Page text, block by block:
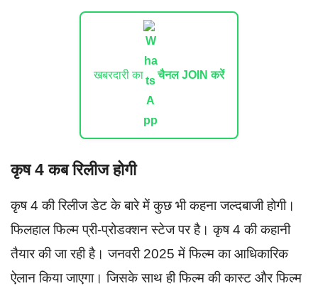
खबरदारी का चैनल JOIN करें
कृष 4 कब रिलीज होगी
कृष 4 की रिलीज डेट के बारे में कुछ भी कहना जल्दबाजी होगी।
फिलहाल फिल्म प्री-प्रोडक्शन स्टेज पर है। कृष 4 की कहानी
तैयार की जा रही है। जनवरी 2025 में फिल्म का आधिकारिक
ऐलान किया जाएगा। जिसके साथ ही फिल्म की कास्ट और फिल्म